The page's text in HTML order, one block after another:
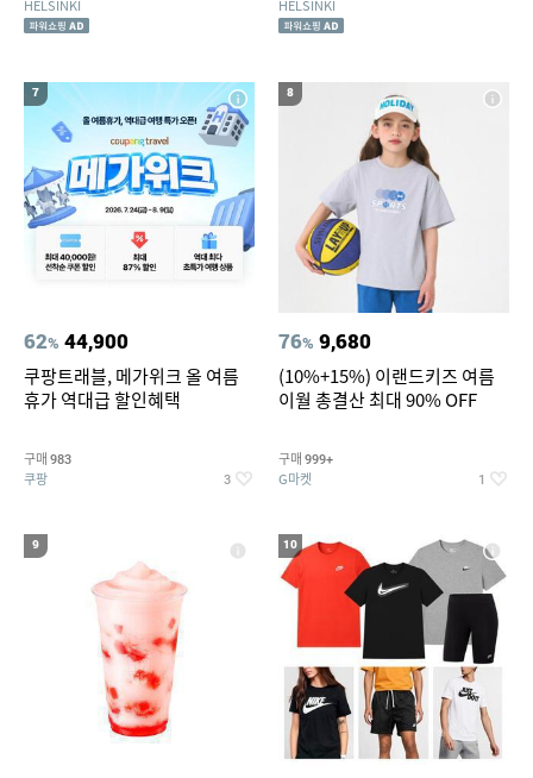
HELSINKI HELSINKI
7
62% 44,900
쿠팡트래블, 메가위크 올 여름
휴가 역대급 할인혜택
구매 983
쿠팡 3
8
76% 9,680
(10%+15%) 이랜드키즈 여름
이월 총결산 최대 90% OFF
구매 999+
G마켓 1
9 10